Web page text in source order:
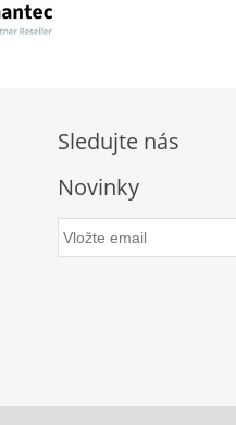
Sledujte nás
Novinky